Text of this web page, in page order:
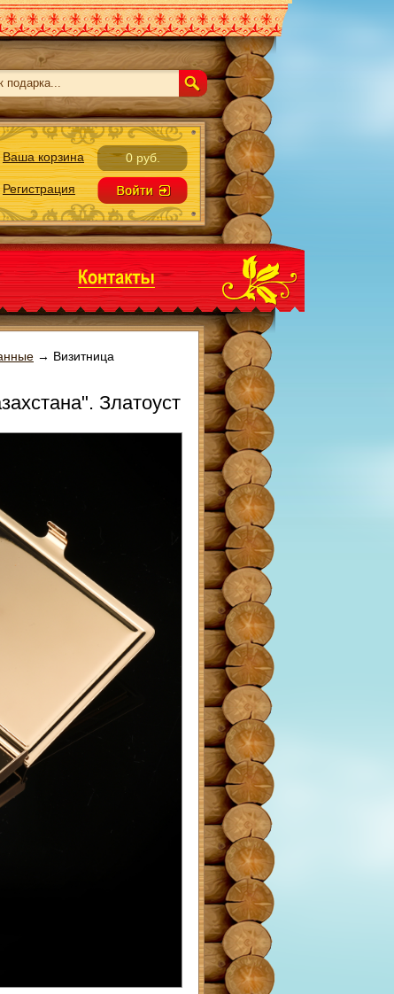
Ваша корзина 0 руб.
Регистрация
→ Визитница
Златоуст